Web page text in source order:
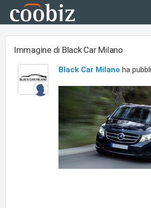
Immagine di Black Car Milano
Black Car Milano ha